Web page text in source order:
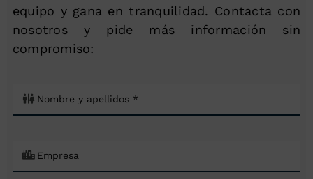
equipo y gana en tranquilidad. Contacta con
nosotros y pide más información sin
compromiso: